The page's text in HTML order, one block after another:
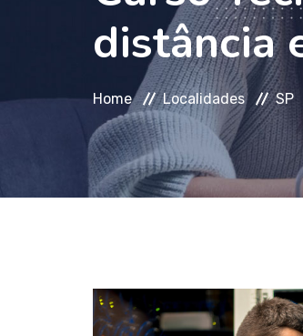
distância
Home Localidades SP